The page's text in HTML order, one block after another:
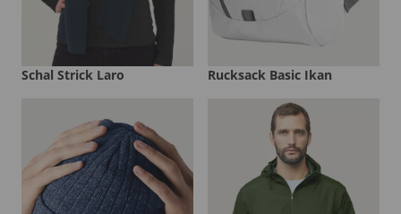
Schal Strick Laro Rucksack Basic Ikan